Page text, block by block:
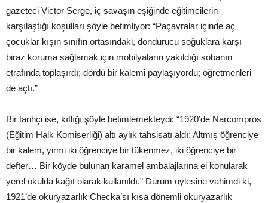
gazeteci Victor Serge, iç savaşın eşiğinde eğitimcilerin
karşılaştığı koşulları şöyle betimliyor: “Paçavralar içinde aç
çocuklar kışın sınıfın ortasındaki, dondurucu soğuklara karşı
biraz koruma sağlamak için mobilyaların yakıldığı sobanın
etrafında toplaşırdı; dördü bir kalemi paylaşıyordu; öğretmenleri
de açtı.”
Bir tarihçi ise, kıtlığı şöyle betimlemekteydi: “1920’de Narcompros
(Eğitim Halk Komiserliği) altı aylık tahsisatı aldı: Altmış öğrenciye
bir kalem, yirmi iki öğrenciye bir tükenmez, iki öğrenciye bir
defter… Bir köyde bulunan karamel ambalajlarına el konularak
yerel okulda kağıt olarak kullanıldı.” Durum öylesine vahimdi ki,
1921’de okuryazarlık Checka’sı kısa dönemli okuryazarlık